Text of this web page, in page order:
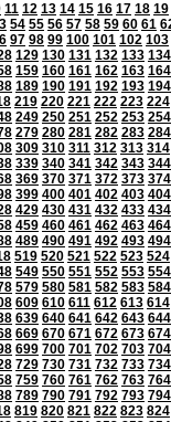
11 12 13 14 15 16 17 18 19
54 55 56 57 58 59 60 61
97 98 99 100 101 102 103
129 130 131 132 133 134
159 160 161 162 163 164
189 190 191 192 193 194
219 220 221 222 223 224
249 250 251 252 253 254
279 280 281 282 283 284
309 310 311 312 313 314
339 340 341 342 343 344
369 370 371 372 373 374
399 400 401 402 403 404
429 430 431 432 433 434
459 460 461 462 463 464
489 490 491 492 493 494
519 520 521 522 523 524
549 550 551 552 553 554
579 580 581 582 583 584
609 610 611 612 613 614
639 640 641 642 643 644
669 670 671 672 673 674
699 700 701 702 703 704
729 730 731 732 733 734
759 760 761 762 763 764
789 790 791 792 793 794
819 820 821 822 823 824